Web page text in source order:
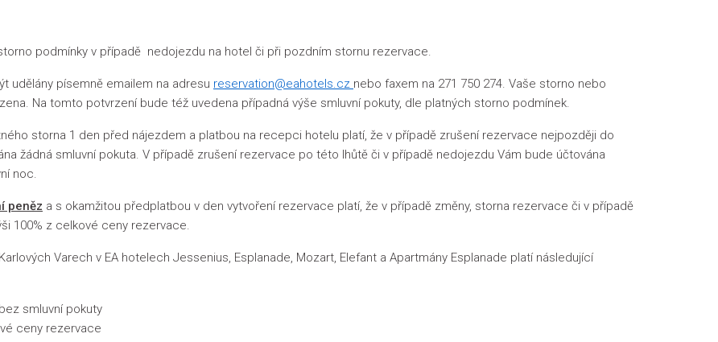
podmínky v případě nedojezdu na hotel či při pozdním stornu rezervace.
udělány písemně emailem na adresu reservation@eahotels.cz nebo faxem na 271 750 274. Vaše storno nebo
Na tomto potvrzení bude též uvedena případná výše smluvní pokuty, dle platných storno podmínek.
storna 1 den před nájezdem a platbou na recepci hotelu platí, že v případě zrušení rezervace nejpozději do
žádná smluvní pokuta. V případě zrušení rezervace po této lhůtě či v případě nedojezdu Vám bude účtována
noc.
peněz a s okamžitou předplatbou v den vytvoření rezervace platí, že v případě změny, storna rezervace či v případě
100% z celkové ceny rezervace.
Varech v EA hotelech Jessenius, Esplanade, Mozart, Elefant a Apartmány Esplanade platí následující
smluvní pokuty
ceny rezervace